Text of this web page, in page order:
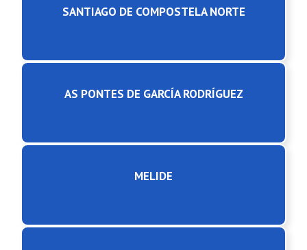
SANTIAGO DE COMPOSTELA NORTE
AS PONTES DE GARCÍA RODRÍGUEZ
MELIDE